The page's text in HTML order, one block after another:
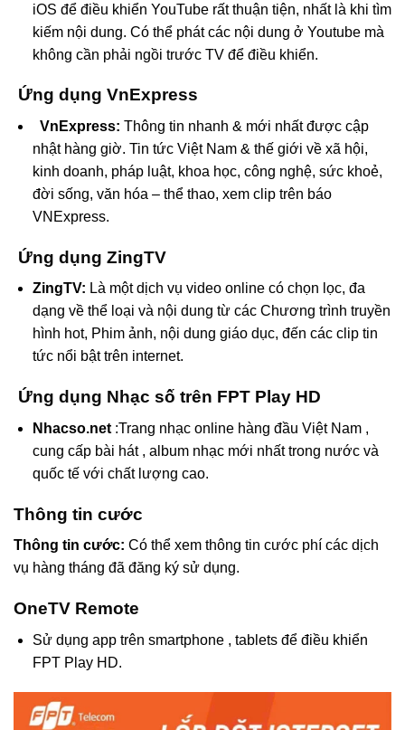
iOS để điều khiển YouTube rất thuận tiện, nhất là khi tìm
kiếm nội dung. Có thể phát các nội dung ở Youtube mà
không cần phải ngồi trước TV để điều khiển.
Ứng dụng VnExpress
VnExpress: Thông tin nhanh & mới nhất được cập
nhật hàng giờ. Tin tức Việt Nam & thế giới về xã hội,
kinh doanh, pháp luật, khoa học, công nghệ, sức khoẻ,
đời sống, văn hóa – thể thao, xem clip trên báo
VNExpress.
Ứng dụng ZingTV
ZingTV: Là một dịch vụ video online có chọn lọc, đa
dạng về thể loại và nội dung từ các Chương trình truyền
hình hot, Phim ảnh, nội dung giáo dục, đến các clip tin
tức nổi bật trên internet.
Ứng dụng Nhạc số trên FPT Play HD
Nhacso.net:Trang nhạc online hàng đầu Việt Nam ,
cung cấp bài hát , album nhạc mới nhất trong nước và
quốc tế với chất lượng cao.
Thông tin cước
Thông tin cước: Có thể xem thông tin cước phí các dịch
vụ hàng tháng đã đăng ký sử dụng.
OneTV Remote
Sử dụng app trên smartphone , tablets để điều khiển
FPT Play HD.